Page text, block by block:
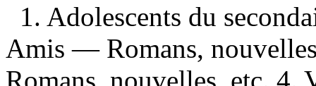
1. Adolescents du
Amis — Romans,
Romans, nouvelles, etc.